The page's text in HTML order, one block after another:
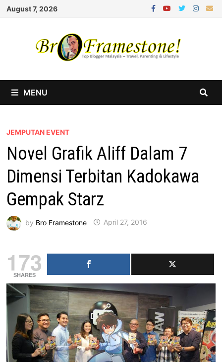
Skip
August 7, 2026
MENU
JEMPUTAN EVENT
Novel Grafik Aliff Dalam 7
Dimensi Terbitan Kadokawa
Gempak Starz
by Bro Framestone April 27, 2016
173
SHARES